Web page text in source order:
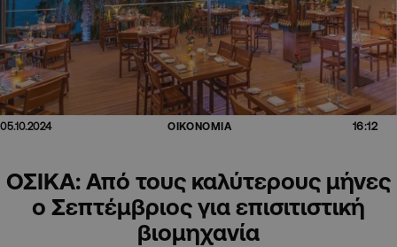
05.10.2024 ΟΙΚΟΝΟΜΙΑ 16:12
ΟΣΙΚΑ: Από τους καλύτερους μήνες
ο Σεπτέμβριος για επισιτιστική
βιομηχανία